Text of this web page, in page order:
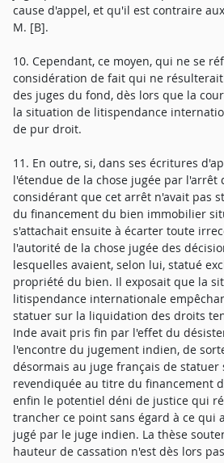
cause d'appel, et qu'il est contraire
M. [B].
10. Cependant, ce moyen, qui ne se
considération de fait qui ne
des juges du fond, dès lors que la
la situation de litispendance
de pur droit.
11. En outre, si, dans ses écritures
l'étendue de la chose jugée par l'arrêt
considérant que cet arrêt n'avait pas
du financement du bien immobilier
s'attachait ensuite à écarter toute
l'autorité de la chose jugée des
lesquelles avaient, selon lui, statué
propriété du bien. Il exposait que la
litispendance internationale
statuer sur la liquidation des droits
Inde avait pris fin par l'effet du
l'encontre du jugement indien, de
désormais au juge français de statuer
revendiquée au titre du financement
enfin le potentiel déni de justice qui
trancher ce point sans égard à ce qui
jugé par le juge indien. La thèse
hauteur de cassation n'est dès lors